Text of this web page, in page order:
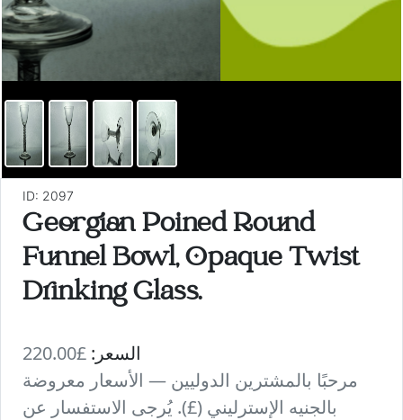
ID: 2097
Georgian Poined Round
Funnel Bowl, Opaque Twist
Drinking Glass.
السعر: £220.00
مرحبًا بالمشترين الدوليين — الأسعار معروضة
بالجنيه الإسترليني (£). يُرجى الاستفسار عن